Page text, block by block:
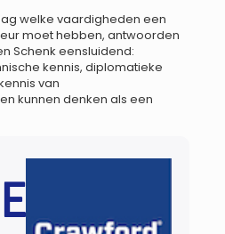
welke vaardigheden een
moet hebben, antwoorden
Schenk eensluidend:
kennis, diplomatieke
van
kunnen denken als een